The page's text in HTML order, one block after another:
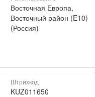
Восточная Европа,
Восточный район (E10)
(Россия)
Штрихкод
KUZ011650